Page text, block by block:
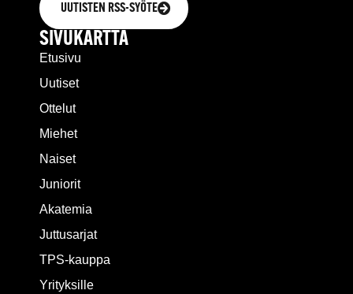
UUTISTEN RSS-SYÖTE
SIVUKARTTA
Etusivu
Uutiset
Ottelut
Miehet
Naiset
Juniorit
Akatemia
Juttusarjat
TPS-kauppa
Yrityksille